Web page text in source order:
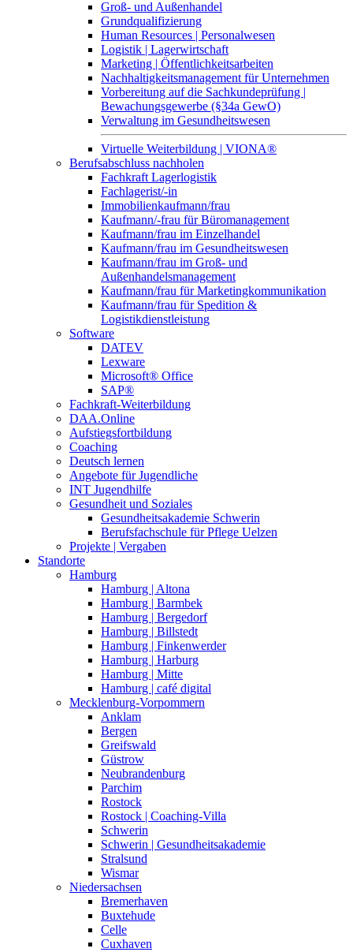
Groß- und Außenhandel
Grundqualifizierung
Human Resources | Personalwesen
Logistik | Lagerwirtschaft
Marketing | Öffentlichkeitsarbeiten
Nachhaltigkeitsmanagement für Unternehmen
Vorbereitung auf die Sachkundeprüfung |
Bewachungsgewerbe (§34a GewO)
Verwaltung im Gesundheitswesen
Virtuelle Weiterbildung | VIONA®
Berufsabschluss nachholen
Fachkraft Lagerlogistik
Fachlagerist/-in
Immobilienkaufmann/frau
Kaufmann/-frau für Büromanagement
Kaufmann/frau im Einzelhandel
Kaufmann/frau im Gesundheitswesen
Kaufmann/frau im Groß- und
Außenhandelsmanagement
Kaufmann/frau für Marketingkommunikation
Kaufmann/frau für Spedition &
Logistikdienstleistung
Software
DATEV
Lexware
Microsoft® Office
SAP®
Fachkraft-Weiterbildung
DAA.Online
Aufstiegsfortbildung
Coaching
Deutsch lernen
Angebote für Jugendliche
INT Jugendhilfe
Gesundheit und Soziales
Gesundheitsakademie Schwerin
Berufsfachschule für Pflege Uelzen
Projekte | Vergaben
Standorte
Hamburg
Hamburg | Altona
Hamburg | Barmbek
Hamburg | Bergedorf
Hamburg | Billstedt
Hamburg | Finkenwerder
Hamburg | Harburg
Hamburg | Mitte
Hamburg | café digital
Mecklenburg-Vorpommern
Anklam
Bergen
Greifswald
Güstrow
Neubrandenburg
Parchim
Rostock
Rostock | Coaching-Villa
Schwerin
Schwerin | Gesundheitsakademie
Stralsund
Wismar
Niedersachsen
Bremerhaven
Buxtehude
Celle
Cuxhaven